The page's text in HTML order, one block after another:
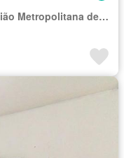
Região Imediata de São Paulo, Região Metropolitana de São Paulo